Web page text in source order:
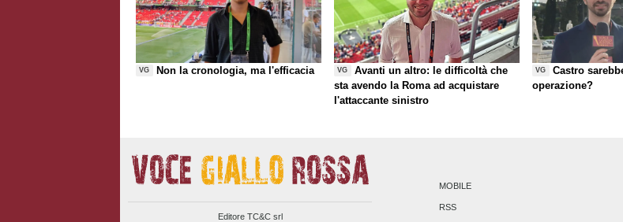
VG Non la cronologia, ma l'efficacia VG
Avanti un altro: le difficoltà che
sta avendo la Roma ad acquistare
l'attaccante sinistro
VG
Castro
operazione?
Editore TC&C srl
MOBILE
RSS